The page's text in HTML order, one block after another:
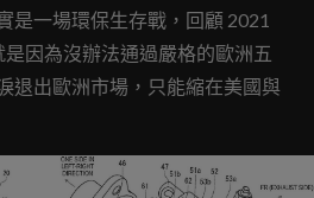
是一場環保生存戰，回顧 2021
是因為沒辦法通過嚴格的歐洲五
退出歐洲市場，只能縮在美國與